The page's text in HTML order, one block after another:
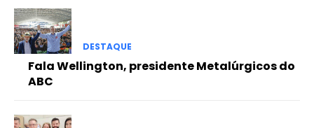
DESTAQUE
Fala Wellington, presidente Metalúrgicos do
ABC